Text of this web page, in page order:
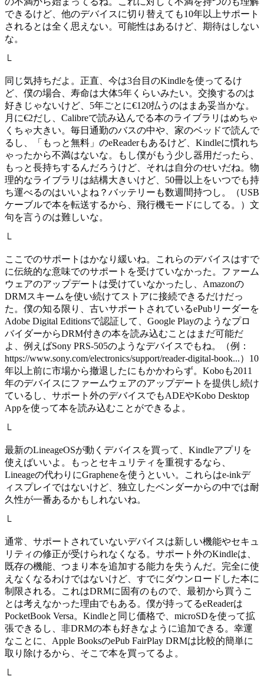
できるけど、他のデバイスに切り替えても10年以上サポート
されるとは全く思えない。可能性はあるけど、期待はしない
な。
└
同じ気持ちだよ。正直、今は3台目のKindleを使ってるけ
ど、僕の場合、寿命は大体5年くらいみたい。交換するのは
好きじゃないけど、5年ごとに€120払うのはまあ妥当かな。
月に€2だし、Calibreで読み込んでる本のライブラリはめちゃ
くちゃ大きい。毎日通勤のバスの中や、家のベッドで読んで
るし、「もっと無料」のeReaderもあるけど、Kindleに慣れち
ゃったから不満はないな。もし僕がもう少し器用だったら、
もっと長持ちするんだろうけど、それは自分のせいだね。物
理的なライブラリは結構大きいけど、50冊以上をいつでも持
ち運べるのはいいよね？バッテリーも数週間持つし。（USB
ケーブルで本を転送するから、飛行機モードにしてる。）文
句を言うのは難しいな。
└
ここでのサポートはかなり緩いね。これらのデバイスはすで
に伝統的な意味でのサポートを受けていなかった。ファーム
ウェアのアップデートは受けていなかったし、Amazonの
DRMスキームを使い続けてストアに接続できるだけだっ
た。僕の知る限り、古いサポートされているePubリーダーを
Adobe Digital Editionsで認証して、Google Playのようなプロ
バイダーからDRM付きの本を読み込むことはまだ可能だ
よ、例えばSony PRS-505のようなデバイスでもね。（例：
https://www.sony.com/electronics/support/reader-digital-book...）10
年以上前に市場から撤退したにもかかわらず。Koboも2011
年のデバイスにファームウェアのアップデートを提供し続け
ているし、サポート外のデバイスでもADEやKobo Desktop
Appを使って本を読み込むことができるよ。
└
最新のLineageOSが動くデバイスを買って、Kindleアプリを
使えばいいよ。もっとセキュリティを重視するなら、
Lineageの代わりにGrapheneを使うといい。これらはe-inkデ
ィスプレイではないけど、独立したベンダーからの中では耐
久性が一番あるかもしれないね。
└
通常、サポートされていないデバイスは新しい機能やセキュ
リティの修正が受けられなくなる。サポート外のKindleは、
既存の機能、つまり本を追加する能力を失うんだ。完全に使
えなくなるわけではないけど、すでにダウンロードした本に
制限される。これはDRMに固有のもので、最初から買うこ
とは考えなかった理由でもある。僕が持ってるeReaderは
PocketBook Versa。Kindleと同じ価格で、microSDを使って拡
張できるし、非DRMの本も好きなように追加できる。幸運
なことに、Apple BooksのePub FairPlay DRMは比較的簡単に
取り除けるから、そこで本を買ってるよ。
└